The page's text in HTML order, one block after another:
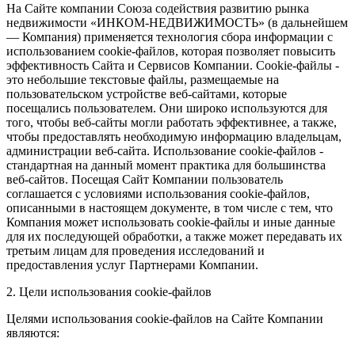
На Сайте компании Союза содействия развитию рынка
недвижимости «ИНКОМ-НЕДВИЖИМОСТЬ» (в дальнейшем
— Компания) применяется технология сбора информации с
использованием cookie-файлов, которая позволяет повысить
эффективность Сайта и Сервисов Компании. Сookie-файлы -
это небольшие текстовые файлы, размещаемые на
пользовательском устройстве веб-сайтами, которые
посещались пользователем. Они широко используются для
того, чтобы веб-сайты могли работать эффективнее, а также,
чтобы предоставлять необходимую информацию владельцам,
администрации веб-сайта. Использование cookie-файлов -
стандартная на данный момент практика для большинства
веб-сайтов. Посещая Сайт Компании пользователь
соглашается с условиями использования cookie-файлов,
описанными в настоящем документе, в том числе с тем, что
Компания может использовать cookie-файлы и иные данные
для их последующей обработки, а также может передавать их
третьим лицам для проведения исследований и
предоставления услуг Партнерами Компании.
2. Цели использования cookie-файлов
Целями использования cookie-файлов на Сайте Компании
являются: